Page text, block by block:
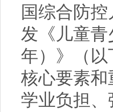
国综合防
发《儿童
年）》（
核心要素
学业负担